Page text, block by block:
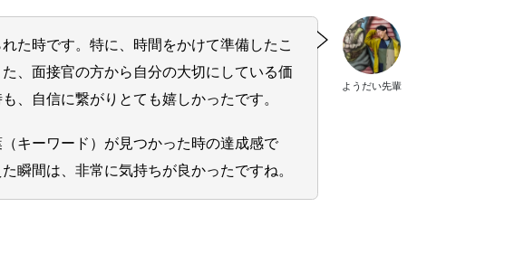
ようだい先輩
た時です。特に、時間をかけて準備したこ
、面接官の方から自分の大切にしている価
、自信に繋がりとても嬉しかったです。
キーワード）が見つかった時の達成感で
瞬間は、非常に気持ちが良かったですね。